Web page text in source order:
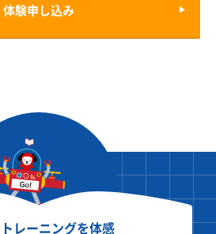
体験申し込み
レーニングを体感